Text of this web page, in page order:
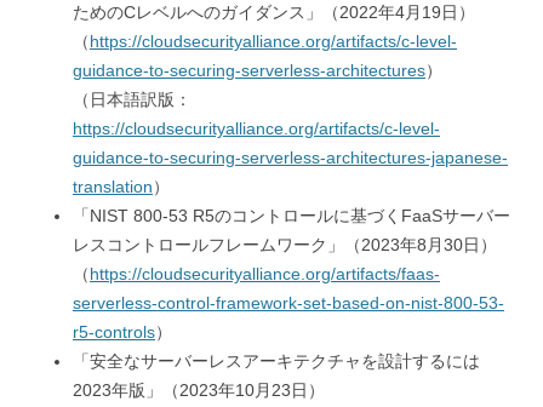
ためのCレベルへのガイダンス」（2022年4月19日）
（https://cloudsecurityalliance.org/artifacts/c-level-
guidance-to-securing-serverless-architectures）
（日本語訳版：
https://cloudsecurityalliance.org/artifacts/c-level-
guidance-to-securing-serverless-architectures-japanese-
translation）
「NIST 800-53 R5のコントロールに基づくFaaSサーバー
レスコントロールフレームワーク」（2023年8月30日）
（https://cloudsecurityalliance.org/artifacts/faas-
serverless-control-framework-set-based-on-nist-800-53-
r5-controls）
「安全なサーバーレスアーキテクチャを設計するには
2023年版」（2023年10月23日）